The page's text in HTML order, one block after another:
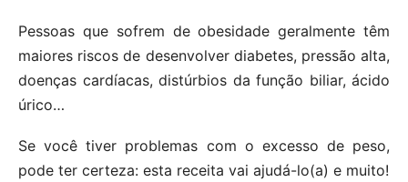
Pessoas que sofrem de obesidade geralmente têm
maiores riscos de desenvolver diabetes, pressão alta,
doenças cardíacas, distúrbios da função biliar, ácido
úrico…
Se você tiver problemas com o excesso de peso,
pode ter certeza: esta receita vai ajudá-lo(a) e muito!